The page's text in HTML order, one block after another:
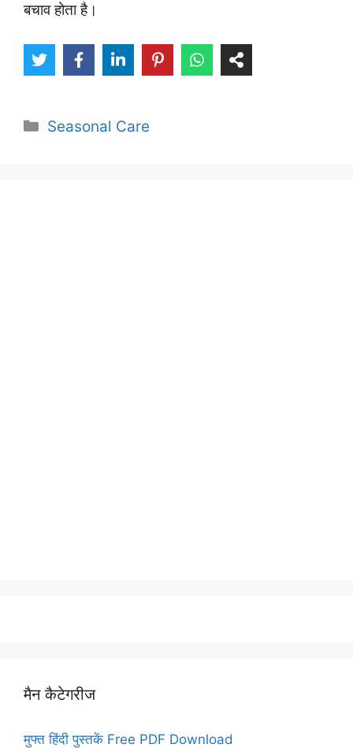
बचाव होता है।
Categories
Seasonal Care
मैन कैटेगरीज
मुफ्त हिंदी पुस्तकें Free PDF Download